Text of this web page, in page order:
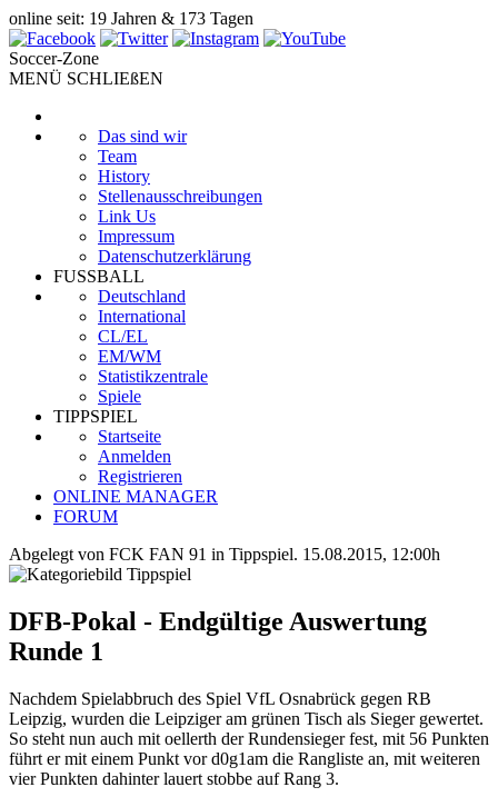
online seit: 19 Jahren & 173 Tagen
Soccer-Zone
MENÜ SCHLIEßEN
Das sind wir
Team
History
Stellenausschreibungen
Link Us
Impressum
Datenschutzerklärung
FUSSBALL
Deutschland
International
CL/EL
EM/WM
Statistikzentrale
Spiele
TIPPSPIEL
Startseite
Anmelden
Registrieren
ONLINE MANAGER
FORUM
Abgelegt von FCK FAN 91 in Tippspiel. 15.08.2015, 12:00h
DFB-Pokal - Endgültige Auswertung
Runde 1
Nachdem Spielabbruch des Spiel VfL Osnabrück gegen RB
Leipzig, wurden die Leipziger am grünen Tisch als Sieger gewertet.
So steht nun auch mit oellerth der Rundensieger fest, mit 56 Punkten
führt er mit einem Punkt vor d0g1am die Rangliste an, mit weiteren
vier Punkten dahinter lauert stobbe auf Rang 3.